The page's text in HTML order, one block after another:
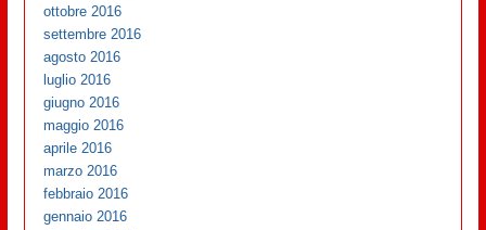
ottobre 2016
settembre 2016
agosto 2016
luglio 2016
giugno 2016
maggio 2016
aprile 2016
marzo 2016
febbraio 2016
gennaio 2016